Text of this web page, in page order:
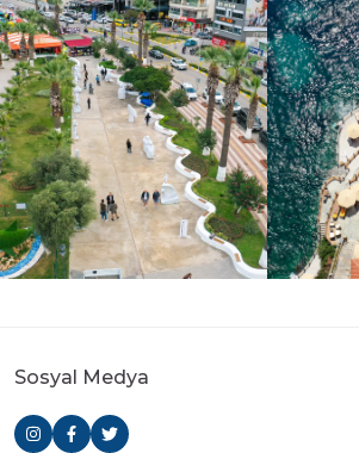
Sosyal Medya